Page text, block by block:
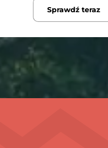
Sprawdź teraz